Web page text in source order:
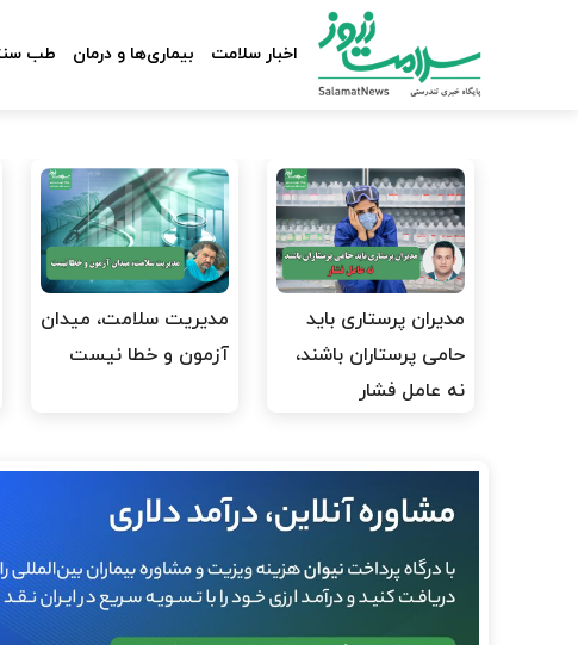
اخبار سلامت بیماری‌ها و درمان طب
مدیران پرستاری باید
حامی پرستاران باشند،
نه عامل فشار
مدیریت سلامت، میدان
آزمون و خطا نیست